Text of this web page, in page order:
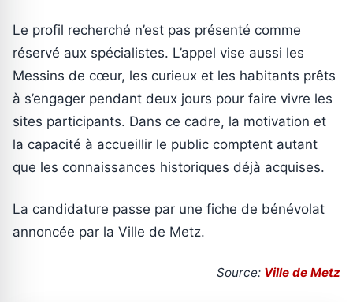
Le profil recherché n’est pas présenté comme
réservé aux spécialistes. L’appel vise aussi les
Messins de cœur, les curieux et les habitants prêts
à s’engager pendant deux jours pour faire vivre les
sites participants. Dans ce cadre, la motivation et
la capacité à accueillir le public comptent autant
que les connaissances historiques déjà acquises.
La candidature passe par une fiche de bénévolat
annoncée par la Ville de Metz.
Source: Ville de Metz